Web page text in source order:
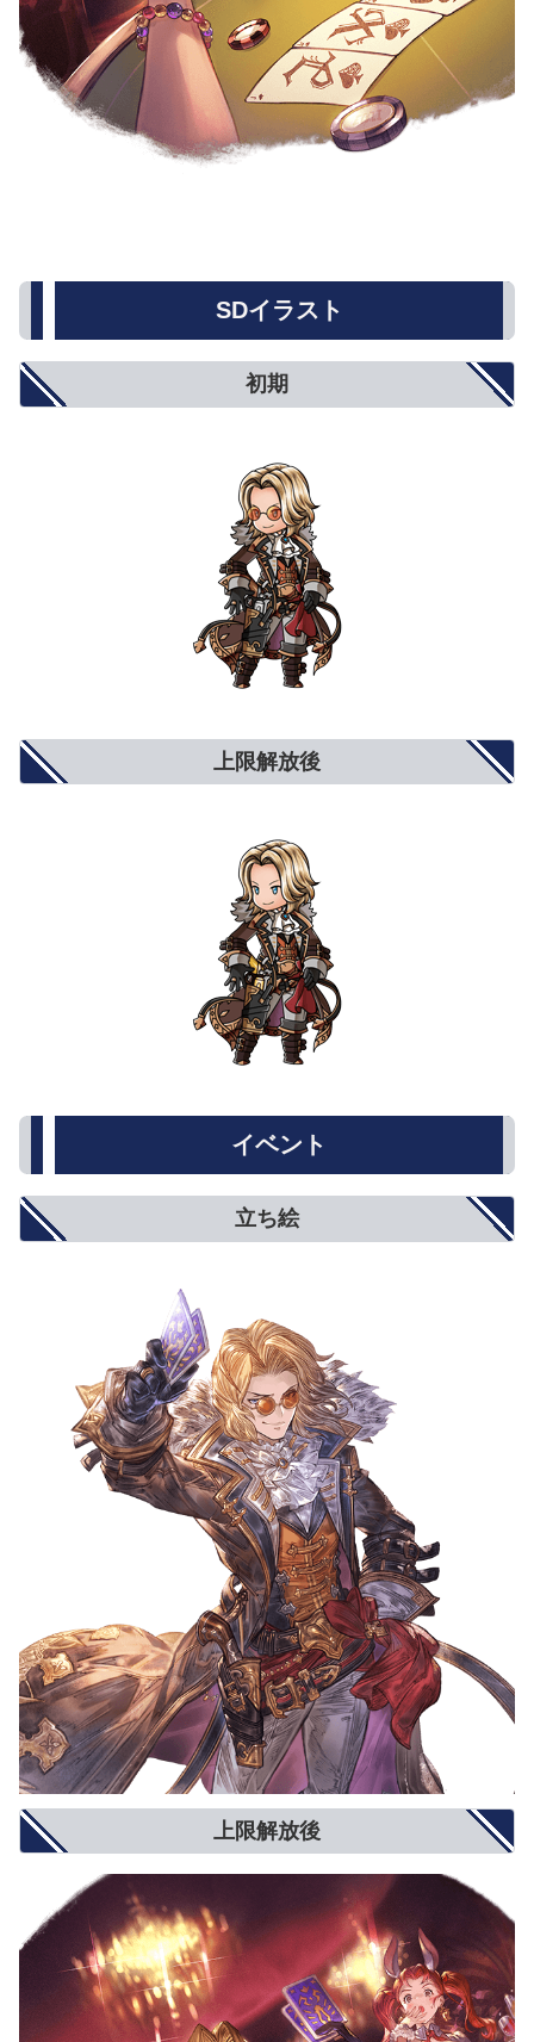
SDイラスト
初期
上限解放後
イベント
立ち絵
上限解放後